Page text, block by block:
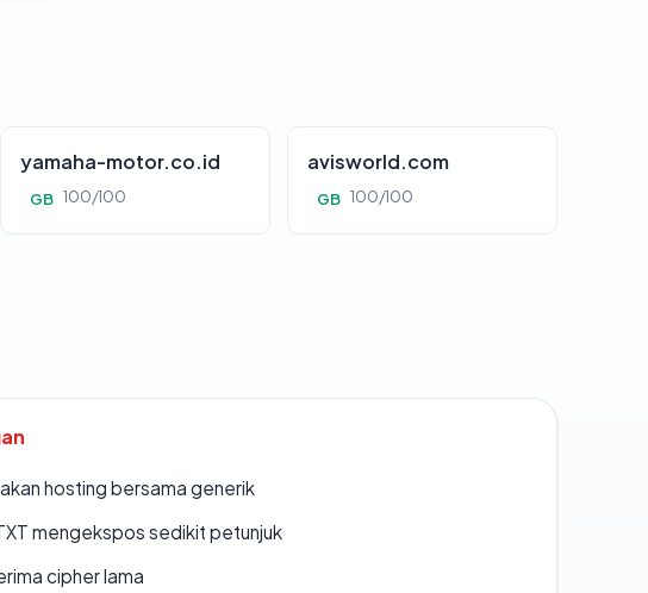
yamaha-motor.co.id
GB 100/100
avisworld.com
GB 100/100
hosting bersama generik
mengekspos sedikit petunjuk
cipher lama